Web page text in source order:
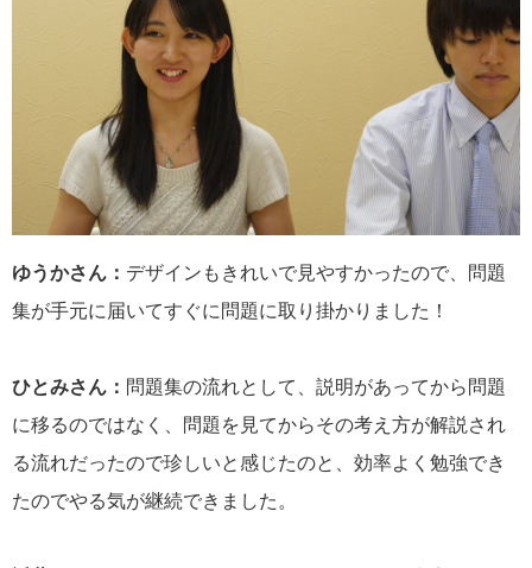
ゆうかさん： デザインもきれいで見やすかったので、問題
集が手元に届いてすぐに問題に取り掛かりました！
ひとみさん： 問題集の流れとして、説明があってから問題
に移るのではなく、問題を見てからその考え方が解説され
る流れだったので珍しいと感じたのと、効率よく勉強でき
たのでやる気が継続できました。